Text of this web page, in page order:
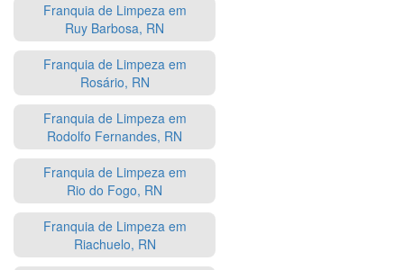
Franquia de Limpeza em
Ruy Barbosa, RN
Franquia de Limpeza em
Rosário, RN
Franquia de Limpeza em
Rodolfo Fernandes, RN
Franquia de Limpeza em
Rio do Fogo, RN
Franquia de Limpeza em
Riachuelo, RN